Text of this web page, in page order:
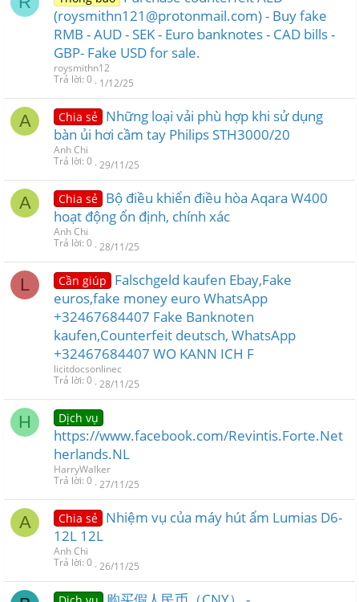
(roysmithn121@protonmail.com) - Buy fake
RMB - AUD - SEK - Euro banknotes - CAD bills -
GBP- Fake USD for sale.
roysmithn12
Trả lời 0 1/12/25
A Chia sẻ Những loại vải phù hợp khi sử dụng
bàn ủi hơi cầm tay Philips STH3000/20
Anh Chi
Trả lời 0 29/11/25
A Chia sẻ Bộ điều khiển điều hòa Aqara W400
hoạt động ổn định, chính xác
Anh Chi
Trả lời 0 28/11/25
L Cần giúp
Falschgeld kaufen Ebay,Fake
euros,fake money euro WhatsApp
+32467684407 Fake Banknoten
kaufen,Counterfeit deutsch, WhatsApp
+32467684407 WO KANN ICH F
licitdocsonlinec
Trả lời 0 28/11/25
H Dịch vụ
https://www.facebook.com/Revintis.Forte.Net
herlands.NL
HarryWalker
Trả lời 0 27/11/25
A Chia sẻ Nhiệm vụ của máy hút ẩm Lumias D6-
12L 12L
Anh Chi
Trả lời 0 26/11/25